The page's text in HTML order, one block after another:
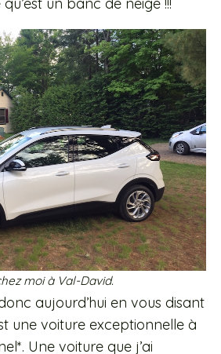
un banc de neige !!!
moi à Val-David.
aujourd’hui en vous disant
une voiture exceptionnelle à
Une voiture que j’ai